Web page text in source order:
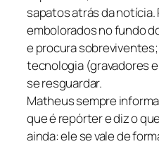
sapatos atrás da
embolorados no fundo
e procura
tecnologia (gravadores
se resguardar.
Matheus sempre
que é repórter e diz o
ainda: ele se vale de